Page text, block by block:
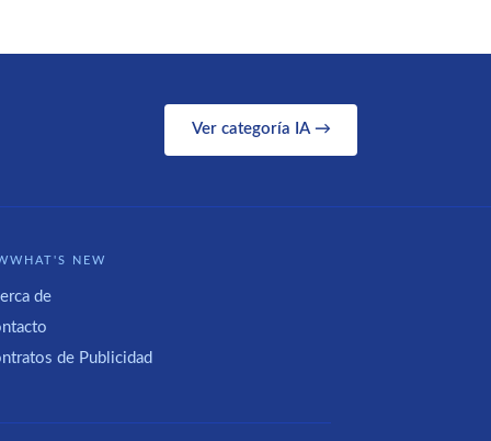
Ver categoría IA →
NEW
de
de Publicidad